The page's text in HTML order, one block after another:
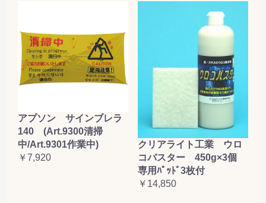
アプソン サインブレラ
140 (Art.9300清掃
中/Art.9301作業中)
￥7,920
クリアライト工業 ウロ
コバスター 450g×3個
専用ﾊﾟｯﾄﾞ3枚付
￥14,850